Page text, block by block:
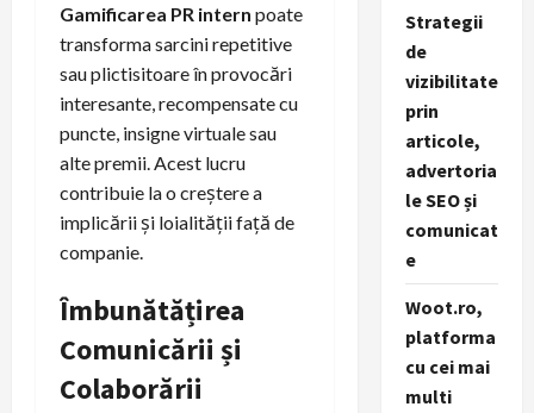
Gamificarea PR intern poate
transforma sarcini repetitive
sau plictisitoare în provocări
interesante, recompensate cu
puncte, insigne virtuale sau
alte premii. Acest lucru
contribuie la o creștere a
implicării și loialității față de
companie.
Îmbunătățirea
Comunicării și
Colaborării
Strategii
de
vizibilitate
prin
articole,
advertoria
le SEO și
comunicat
e
Woot.ro,
platforma
cu cei mai
multi